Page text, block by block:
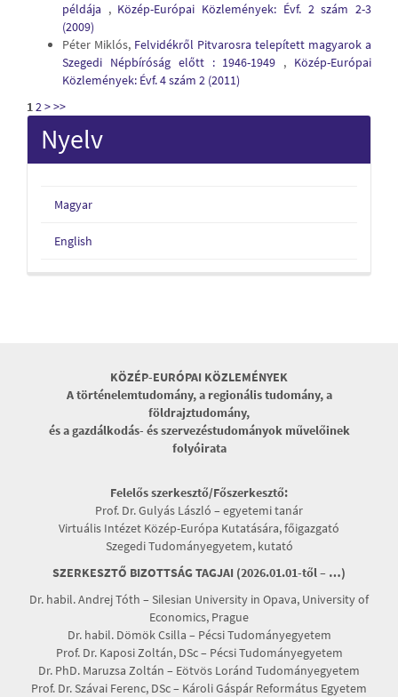
példája , Közép-Európai Közlemények: Évf. 2 szám 2-3
(2009)
Péter Miklós, Felvidékről Pitvarosra telepített magyarok a
Szegedi Népbíróság előtt : 1946-1949 , Közép-Európai
Közlemények: Évf. 4 szám 2 (2011)
12>>>
Nyelv
Magyar
English
KÖZÉP-EURÓPAI KÖZLEMÉNYEK
A történelemtudomány, a regionális tudomány, a
földrajztudomány,
és a gazdálkodás- és szervezéstudományok művelőinek
folyóirata
Felelős szerkesztő/Főszerkesztő:
Prof. Dr. Gulyás László – egyetemi tanár
Virtuális Intézet Közép-Európa Kutatására, főigazgató
Szegedi Tudományegyetem, kutató
SZERKESZTŐ BIZOTTSÁG TAGJAI (2026.01.01-től – …)
Dr. habil. Andrej Tóth – Silesian University in Opava, University of
Economics, Prague
Dr. habil. Dömök Csilla – Pécsi Tudományegyetem
Prof. Dr. Kaposi Zoltán, DSc – Pécsi Tudományegyetem
Dr. PhD. Maruzsa Zoltán – Eötvös Loránd Tudományegyetem
Prof. Dr. Szávai Ferenc, DSc – Károli Gáspár Református Egyetem